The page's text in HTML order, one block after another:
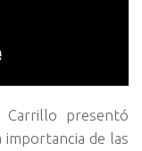
presentó
importancia de las